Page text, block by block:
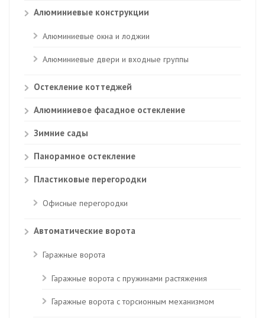
Алюминиевые конструкции
Алюминиевые окна и лоджии
Алюминиевые двери и входные группы
Остекление коттеджей
Алюминиевое фасадное остекление
Зимние сады
Панорамное остекление
Пластиковые перегородки
Офисные перегородки
Автоматические ворота
Гаражные ворота
Гаражные ворота с пружинами растяжения
Гаражные ворота с торсионным механизмом